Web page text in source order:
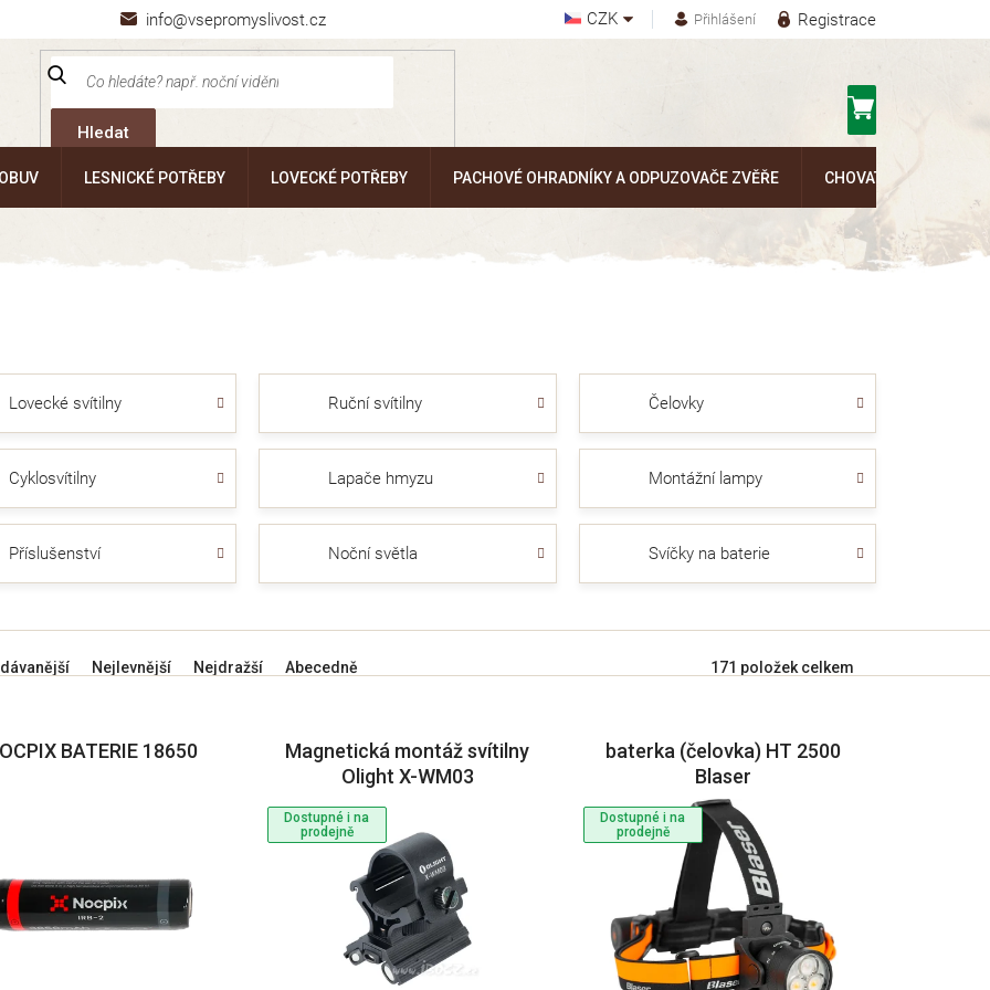
info@vsepromyslivost.cz CZK Registrace
Přihlášení
Hledat
LESNICKÉ POTŘEBY LOVECKÉ POTŘEBY PACHOVÉ OHRADNÍKY A ODPUZOVAČE ZVĚŘE CHOVATELSKÉ
Lovecké svítilny Ruční svítilny Čelovky
Cyklosvítilny Lapače hmyzu Montážní lampy
Příslušenství Noční světla Svíčky na baterie
Nejlevnější Nejdražší Abecedně 171 položek celkem
BATERIE 18650
Dostupné i na
prodejně
Magnetická montáž svítilny
Olight X-WM03
Dostupné i na
prodejně
baterka (čelovka) HT 2500
Blaser